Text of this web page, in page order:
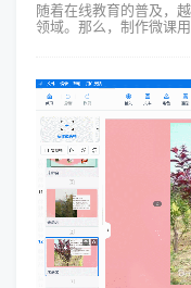
随着在线教育的普及，
领域。那么，制作微课